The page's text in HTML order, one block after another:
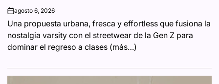
onagosto 6, 2026
Una propuesta urbana, fresca y effortless que fusiona la
nostalgia varsity con el streetwear de la Gen Z para
dominar el regreso a clases (más…)